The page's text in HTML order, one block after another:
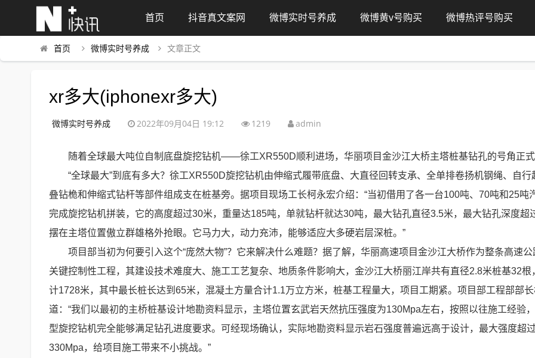
首页 抖音真文案网 微博实时号养成 微博黄v号购买 微博热评号购买
首页 微博实时号养成 文章正文
xr多大(iphonexr多大)
微博实时号养成 2022年09月04日 19:12 1219 admin
随着全球最大吨位自制底盘旋挖钻机——徐工XR550D顺利进场，华丽项目金沙江大桥主塔桩基钻孔的号角正
“全球最大”到底有多大？徐工XR550D旋挖钻机由伸缩式履带底盘、大直径回转支承、全单排卷扬机钢绳、自行
叠钻桅和伸缩式钻杆等部件组成支在桩基旁。据项目现场工长柯永宏介绍：“当初借用了各一台100吨、70吨和25吨
完成旋挖钻机拼装，它的高度超过30米，重量达185吨，单就钻杆就达30吨，最大钻孔直径3.5米，最大钻孔深度超
摆在主塔位置傲立群雄格外抢眼。它马力大，动力充沛，能够适应大多硬岩层深桩。”
项目部当初为何要引入这个“庞然大物”？它来解决什么难题？据了解，华丽高速项目金沙江大桥作为整条高速
关键控制性工程，其建设技术难度大、施工工艺复杂、地质条件影响大，金沙江大桥丽江岸共有直径2.8米桩基32根
计1728米，其中最长桩长达到65米，混凝土方量合计1.1万立方米，桩基工程量大，项目工期紧。项目部工程部部
道：“我们以最初的主桥桩基设计地勘资料显示，主塔位置玄武岩天然抗压强度为130Mpa左右，按照以往施工经验
型旋挖钻机完全能够满足钻孔进度要求。可经现场确认，实际地勘资料显示岩石强度普遍远高于设计，最大强度超
330Mpa，给项目施工带来不小挑战。”